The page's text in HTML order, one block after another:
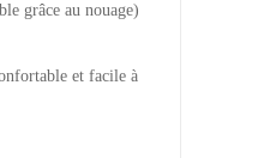
grâce au nouage)
et facile à